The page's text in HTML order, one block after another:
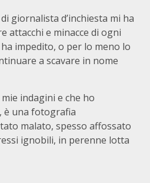
giornalista d’inchiesta mi ha
attacchi e minacce di ogni
impedito, o per lo meno lo
a scavare in nome
indagini e che ho
è una fotografia
malato, spesso affossato
ignobili, in perenne lotta